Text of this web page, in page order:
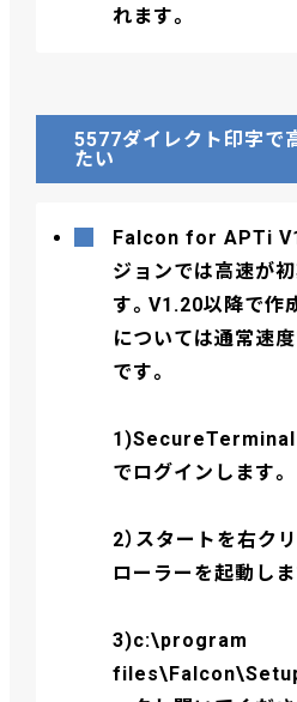
れます。
5577ダイレクト印字で
たい
Falcon for APTi
ジョンでは高速が
す。V1.20以降で作
については通常速
です。
でログインします。
2）スタートを右ク
ローラーを起動しま
3)c:\program